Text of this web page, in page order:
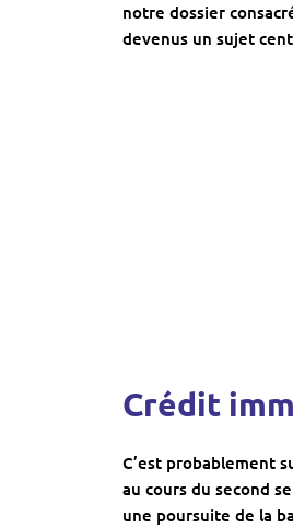
notre dossier
devenus un sujet
Crédit
C’est probablement
au cours du second
une poursuite de la